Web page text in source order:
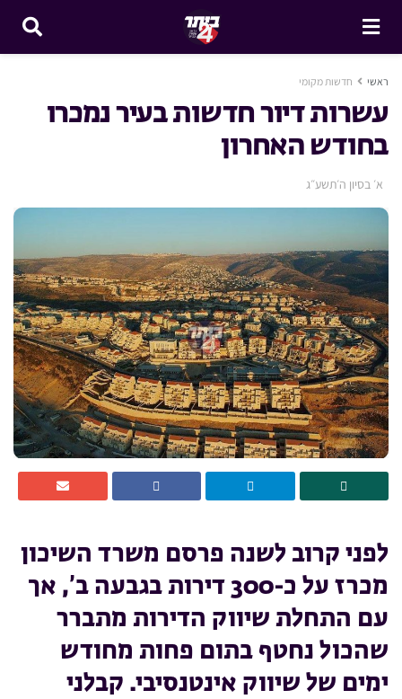
ראשי חדשות מקומי
עשרות דיור חדשות בעיר נמכרו
בחודש האחרון
א׳ בסיון ה׳תשע״ג
לפני קרוב לשנה פרסם משרד השיכון
מכרז על כ-300 דירות בגבעה ב’, אך
עם התחלת שיווק הדירות מתברר
שהכול נחטף בתום פחות מחודש
ימים של שיווק אינטנסיבי. קבלני